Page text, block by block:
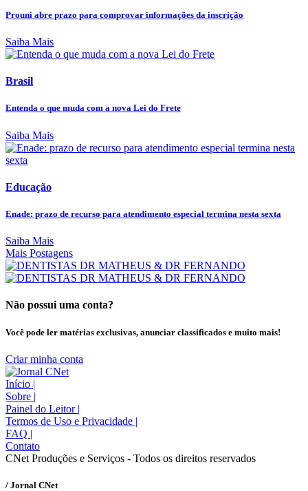
Prouni abre prazo para comprovar informações da inscrição
Saiba Mais
Brasil
Entenda o que muda com a nova Lei do Frete
Saiba Mais
Educação
Enade: prazo de recurso para atendimento especial termina nesta sexta
Saiba Mais
Mais Postagens
Não possui uma conta?
Você pode ler matérias exclusivas, anunciar classificados e muito mais!
Criar minha conta
Início |
Sobre |
Painel do Leitor |
Termos de Uso e Privacidade |
FAQ |
Contato
CNet Produções e Serviços - Todos os direitos reservados
/ Jornal CNet